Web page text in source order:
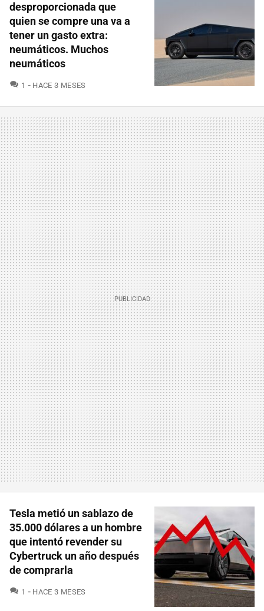
desproporcionada que
quien se compre una va a
tener un gasto extra:
neumáticos. Muchos
neumáticos
1 COMENTARIOS
HACE 3 MESES
Tesla metió un sablazo de
35.000 dólares a un hombre
que intentó revender su
Cybertruck un año después
de comprarla
1 COMENTARIOS
HACE 3 MESES